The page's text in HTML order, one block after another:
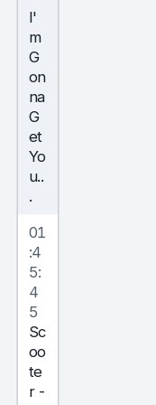
I'
m
G
on
na
G
et
Yo
u..
.
01
:4
5:
4
5
Sc
oo
te
r-